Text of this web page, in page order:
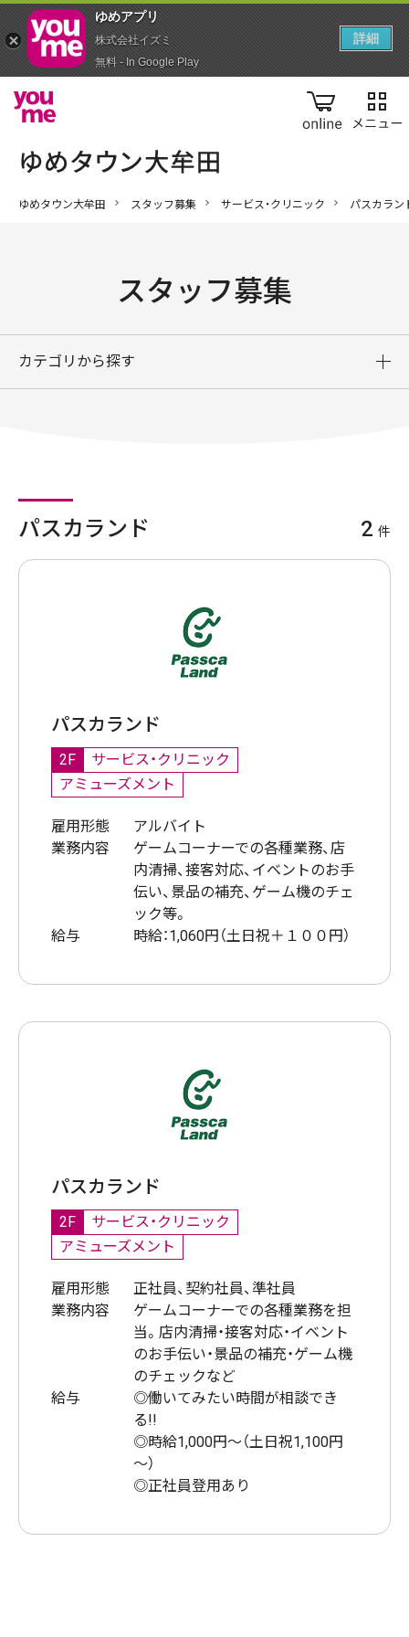
online
ゆめタウン大牟田 スタッフ募集 サービス・クリニック パスカラン
スタッフ募集
カテゴリから探す
パスカランド 2 件
パスカランド
2F
サービス・クリニック
アミューズメント
雇用形態
アルバイト
業務内容
ゲームコーナーでの各種業務、店
内清掃、接客対応、イベントのお手
伝い、景品の補充、ゲーム機のチェ
ック等。
給与
時給：1,060円（土日祝＋１００円）
パスカランド
2F
サービス・クリニック
アミューズメント
雇用形態
正社員、契約社員、準社員
業務内容
ゲームコーナーでの各種業務を担
当。店内清掃・接客対応・イベント
のお手伝い・景品の補充・ゲーム機
のチェックなど
給与
◎働いてみたい時間が相談でき
る!!
◎時給1,000円～（土日祝1,100円
～）
◎正社員登用あり
ゆめアプ‪リ‬
株式会社イズミ
無料 - In Google Play
詳細